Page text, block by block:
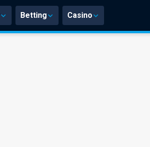
Betting Casino